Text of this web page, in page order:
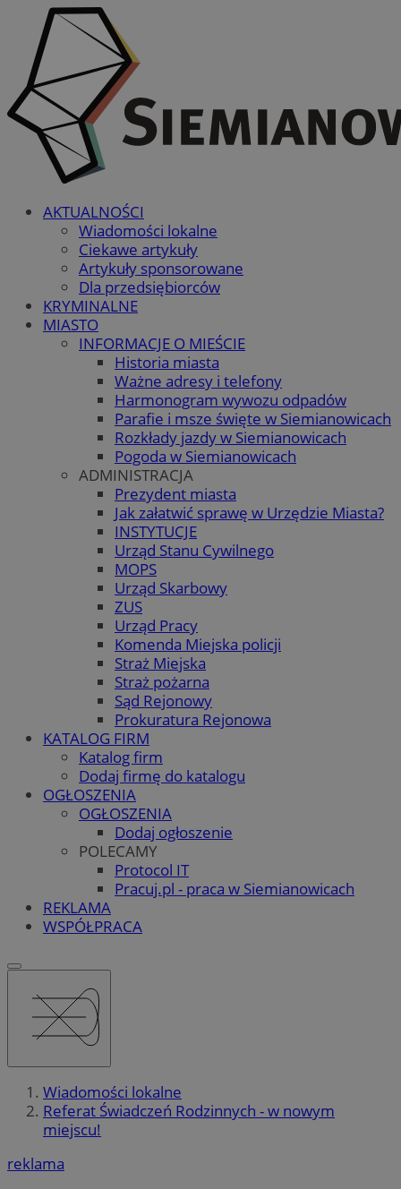
AKTUALNOŚCI
Wiadomości lokalne
Ciekawe artykuły
Artykuły sponsorowane
Dla przedsiębiorców
KRYMINALNE
MIASTO
INFORMACJE O MIEŚCIE
Historia miasta
Ważne adresy i telefony
Harmonogram wywozu odpadów
Parafie i msze święte w Siemianowicach
Rozkłady jazdy w Siemianowicach
Pogoda w Siemianowicach
ADMINISTRACJA
Prezydent miasta
Jak załatwić sprawę w Urzędzie Miasta?
INSTYTUCJE
Urząd Stanu Cywilnego
MOPS
Urząd Skarbowy
ZUS
Urząd Pracy
Komenda Miejska policji
Straż Miejska
Straż pożarna
Sąd Rejonowy
Prokuratura Rejonowa
KATALOG FIRM
Katalog firm
Dodaj firmę do katalogu
OGŁOSZENIA
OGŁOSZENIA
Dodaj ogłoszenie
POLECAMY
Protocol IT
Pracuj.pl - praca w Siemianowicach
REKLAMA
WSPÓŁPRACA
Wiadomości lokalne
Referat Świadczeń Rodzinnych - w nowym
miejscu!
reklama